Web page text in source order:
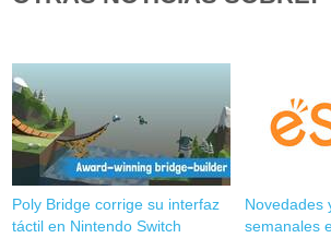
Poly Bridge corrige su interfaz
táctil en Nintendo Switch
Novedades
semanales